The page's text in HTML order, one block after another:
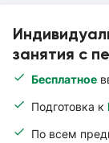
занятия с
Бесплатное
Подготовка к
По всем